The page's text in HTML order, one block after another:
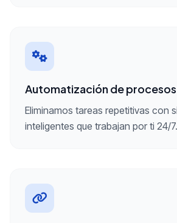
Automatización de procesos
Eliminamos tareas repetitivas con
inteligentes que trabajan por ti 24/7.